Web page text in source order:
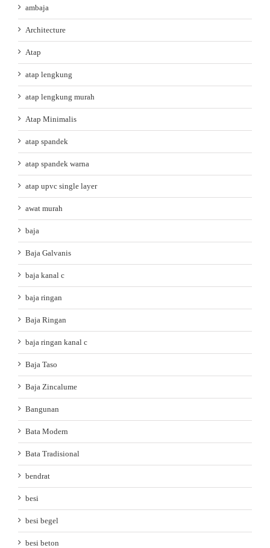
ambaja
Architecture
Atap
atap lengkung
atap lengkung murah
Atap Minimalis
atap spandek
atap spandek warna
atap upvc single layer
awat murah
baja
Baja Galvanis
baja kanal c
baja ringan
Baja Ringan
baja ringan kanal c
Baja Taso
Baja Zincalume
Bangunan
Bata Modern
Bata Tradisional
bendrat
besi
besi begel
besi beton